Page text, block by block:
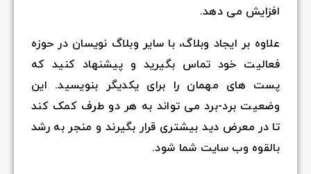
افزایش می دهد.
علاوه بر ایجاد وبلاگ، با سایر وبلاگ نویسان در حوزه
فعالیت خود تماس بگیرید و پیشنهاد کنید که
پست های مهمان را برای یکدیگر بنویسید. این
وضعیت برد-برد می تواند به هر دو طرف کمک کند
تا در معرض دید بیشتری قرار بگیرند و منجر به رشد
بالقوه وب سایت شما شود.